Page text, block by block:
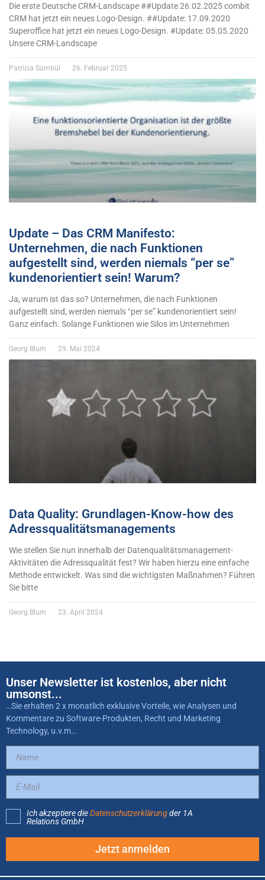
Die erste Deutsche CRM-Landscape ##Update 26.02.2025 combit
CRM hat jetzt ein neues Logo-Design. ##Update: 17.09.2020
Superoffice hat jetzt ein neues Logo-Design. #Update: 05.05.2020
Unsere CRM-Landscape
Patricia Sümbül 26. Februar 2025
Update – Das CRM Manifesto:
Unternehmen, die nach Funktionen
aufgestellt sind, werden niemals “per se”
kundenorientiert sein! Warum?
Ja, warum ist das so? Unternehmen, die nach Funktionen
aufgestellt sind, werden niemals “per se” kundenorientiert sein!
Ganz einfach. Solange Funktionen wie Silos im Unternehmen
Georg Blum 29. Mai 2024
Data Quality: Grundlagen-Know-how des
Adressqualitätsmanagements
Wie stellen Sie nun innerhalb der Datenqualitätsmanagement-
Aktivitäten die Adressqualität fest? Wir haben hierzu eine einfache
Methode entwickelt. Was sind die wichtigsten Maßnahmen? Führen
Sie bitte
Georg Blum 23. April 2024
Unser Newsletter ist kostenlos, aber nicht
umsonst...
…Sie erhalten 2 x monatlich exklusive Vorteile, wie Analysen und
Kommentare zu Software-Produkten, Recht und Marketing
Technology, u.v.m…
Ich akzeptiere dieDatenschutzerklärungder 1A
Relations GmbH
Jetzt anmelden